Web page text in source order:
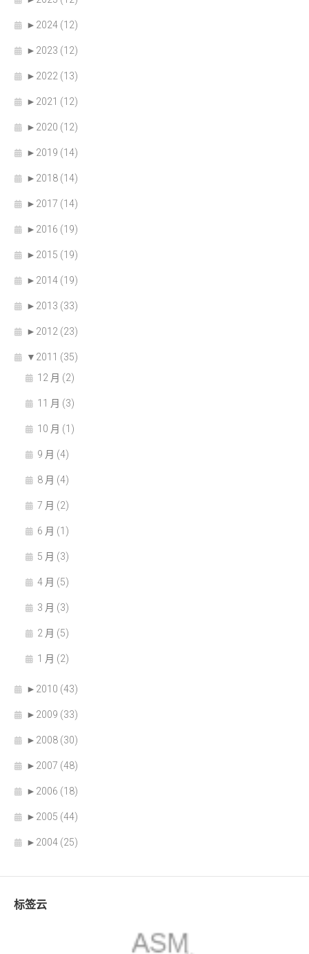
► 2024 (12)
► 2023 (12)
► 2022 (13)
► 2021 (12)
► 2020 (12)
► 2019 (14)
► 2018 (14)
► 2017 (14)
► 2016 (19)
► 2015 (19)
► 2014 (19)
► 2013 (33)
► 2012 (23)
▼ 2011 (35)
12 月 (2)
11 月 (3)
10 月 (1)
9 月 (4)
8 月 (4)
7 月 (2)
6 月 (1)
5 月 (3)
4 月 (5)
3 月 (3)
2 月 (5)
1 月 (2)
► 2010 (43)
► 2009 (33)
► 2008 (30)
► 2007 (48)
► 2006 (18)
► 2005 (44)
► 2004 (25)
标签云